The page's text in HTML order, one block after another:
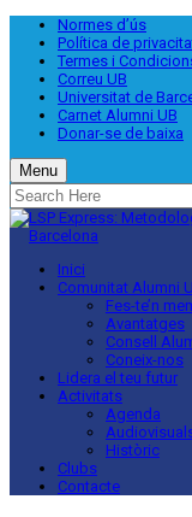
Normes d’ús
Política de
Termes i
Correu UB
Universitat de
Carnet Alumni UB
Donar-se de baixa
Menu
Inici
Comunitat Alumni
Fes-te’n
Avantatges
Consell
Coneix-nos
Lidera el teu futur
Activitats
Agenda
Històric
Clubs
Contacte